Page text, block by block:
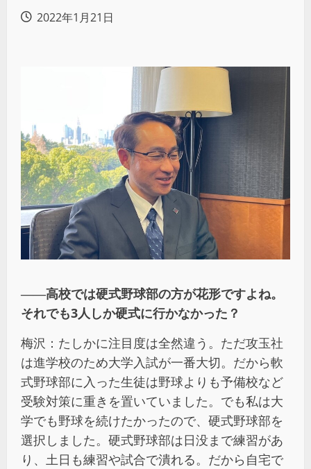
2022年1月21日
――高校では硬式野球部の方が花形ですよね。
それでも3人しか硬式に行かなかった？
梅沢：たしかに注目度は全然違う。ただ攻玉社
は進学校のため大学入試が一番大切。だから軟
式野球部に入った生徒は野球よりも予備校など
受験対策に重きを置いていました。でも私は大
学でも野球を続けたかったので、硬式野球部を
選択しました。硬式野球部は日没まで練習があ
り、土日も練習や試合で潰れる。だから自宅で